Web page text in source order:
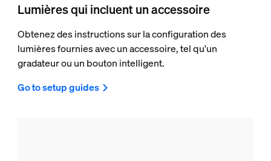
Lumières qui incluent un accessoire
Obtenez des instructions sur la configuration des
lumières fournies avec un accessoire, tel qu'un
gradateur ou un bouton intelligent.
Go to setup guides